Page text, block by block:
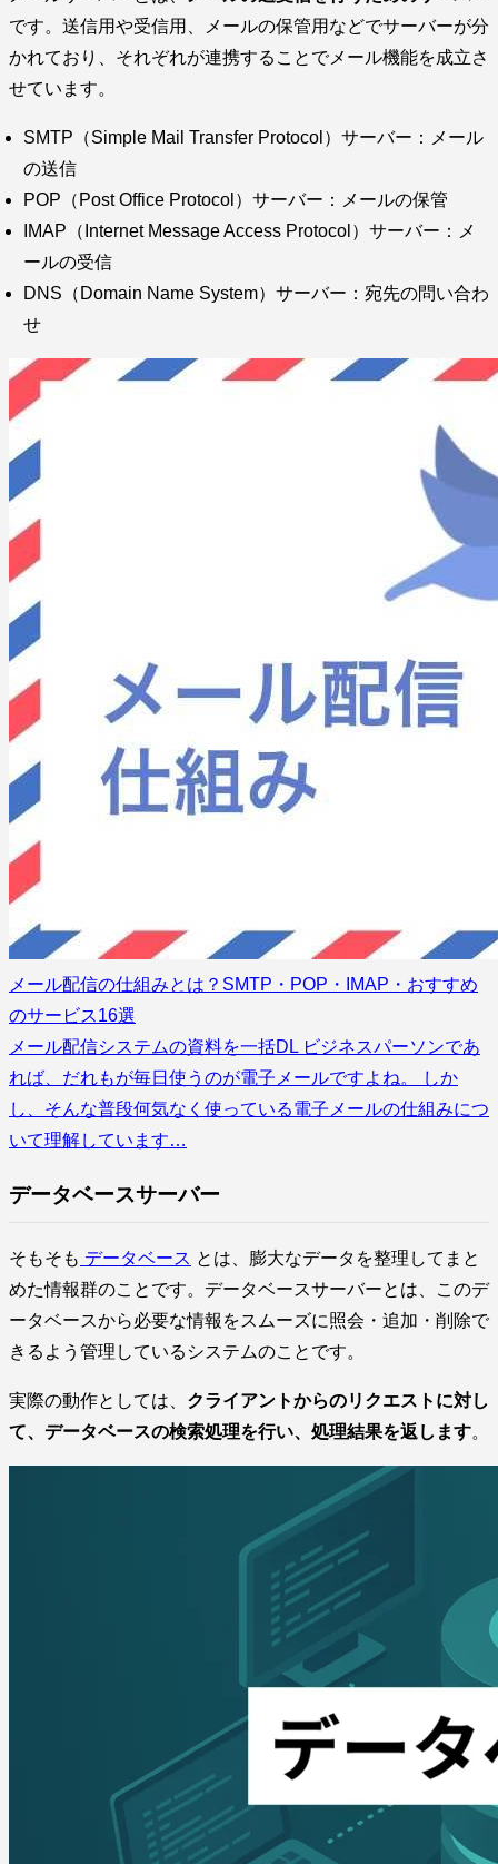
です。送信用や受信用、メールの保管用などでサーバーが分
かれており、それぞれが連携することでメール機能を成立さ
せています。
SMTP（Simple Mail Transfer Protocol）サーバー：メール
の送信
POP（Post Office Protocol）サーバー：メールの保管
IMAP（Internet Message Access Protocol）サーバー：メ
ールの受信
DNS（Domain Name System）サーバー：宛先の問い合わ
せ
メール配信の仕組みとは？SMTP・POP・IMAP・おすすめ
のサービス16選
メール配信システムの資料を一括DL ビジネスパーソンであ
れば、だれもが毎日使うのが電子メールですよね。 しか
し、そんな普段何気なく使っている電子メールの仕組みにつ
いて理解しています…
データベースサーバー
そもそも データベース とは、膨大なデータを整理してまと
めた情報群のことです。データベースサーバーとは、このデ
ータベースから必要な情報をスムーズに照会・追加・削除で
きるよう管理しているシステムのことです。
実際の動作としては、 クライアントからのリクエストに対し
て、データベースの検索処理を行い、処理結果を返します。